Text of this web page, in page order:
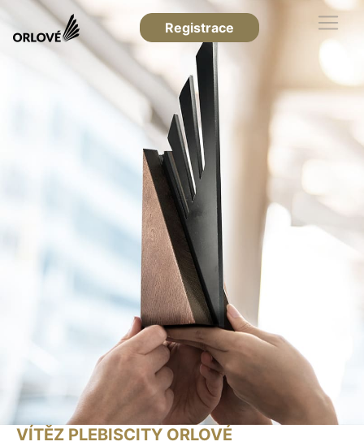
Registrace
VÍTĚZ PLEBISCITY ORLOVÉ